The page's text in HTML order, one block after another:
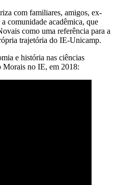
com familiares, amigos, ex-
comunidade acadêmica, que
como uma referência para a
trajetória do IE-Unicamp.
e história nas ciências
Morais no IE, em 2018: